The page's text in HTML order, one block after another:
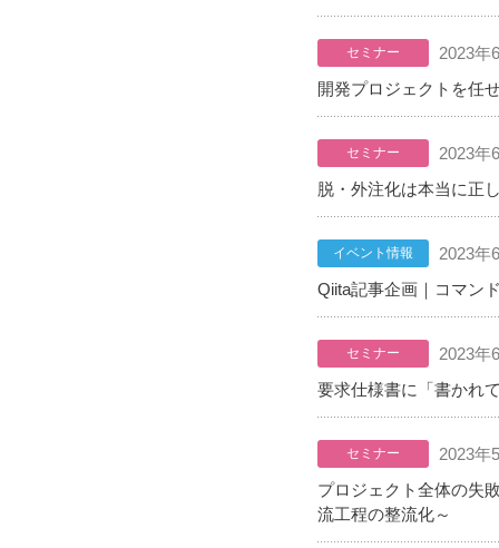
セミナー
2023年
開発プロジェクトを任
セミナー
2023年
脱・外注化は本当に正
イベント情報
2023年
Qiita記事企画｜コマン
セミナー
2023年
要求仕様書に「書かれ
セミナー
2023年
プロジェクト全体の失
流工程の整流化～